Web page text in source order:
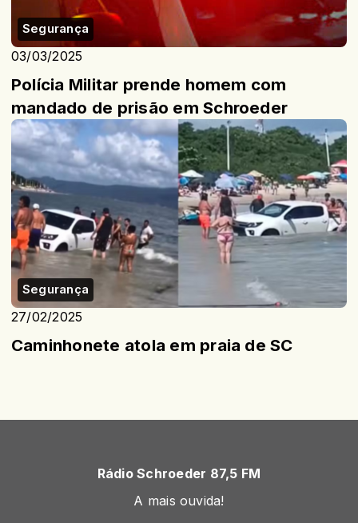
Segurança
03/03/2025
Polícia Militar prende homem com
mandado de prisão em Schroeder
Segurança
27/02/2025
Caminhonete atola em praia de SC
Rádio Schroeder 87,5 FM
A mais ouvida!